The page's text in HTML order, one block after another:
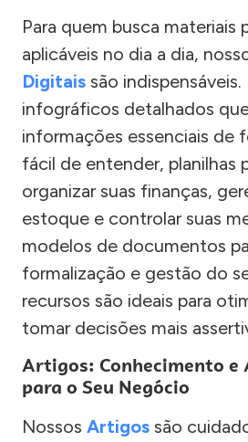
Para quem busca materiais
aplicáveis no dia a dia,
Digitais são
infográficos detalhados
informações essenciais de
fácil de entender, planilhas
organizar suas finanças,
estoque e controlar suas
modelos de documentos
formalização e gestão do
recursos são ideais para
tomar decisões mais
Artigos: Conhecimento e
para o Seu Negócio
Nossos Artigos são